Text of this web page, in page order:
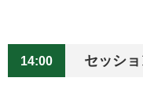
14:00 セッシ